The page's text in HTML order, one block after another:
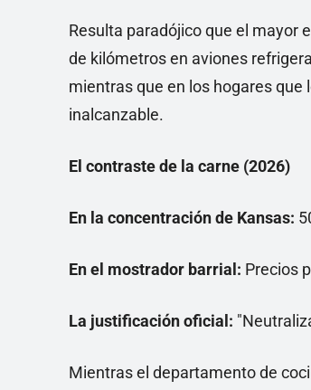
Resulta paradójico que el mayor
de kilómetros en aviones
mientras que en los hogares
inalcanzable.
El contraste de la carne (2026)
En la concentración de Kansas:
En el mostrador barrial: Precios
La justificación oficial:
Mientras el departamento de